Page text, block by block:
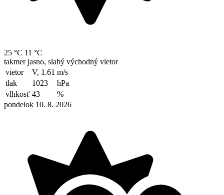
25 °C 11 °C
takmer jasno, slabý východný vietor
vietor
V, 1.61 m/s
tlak
1023
hPa
vlhkosť 43
%
pondelok 10. 8. 2026